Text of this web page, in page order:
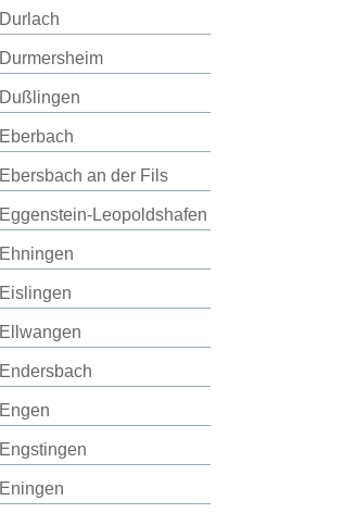
Durlach
Durmersheim
Dußlingen
Eberbach
Ebersbach an der Fils
Eggenstein-Leopoldshafen
Ehningen
Eislingen
Ellwangen
Endersbach
Engen
Engstingen
Eningen